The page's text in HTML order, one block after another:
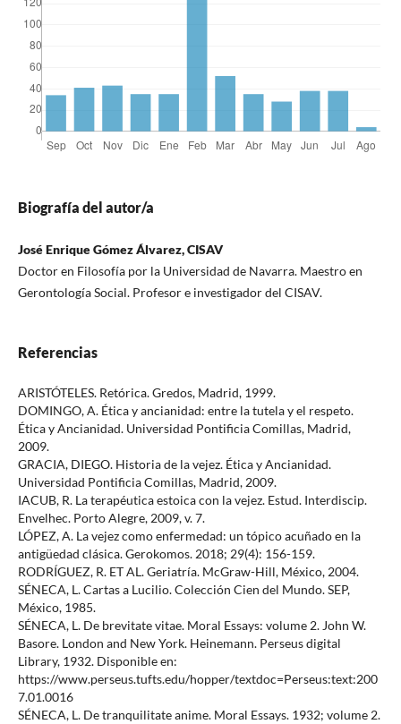
Biografía del autor/a
José Enrique Gómez Álvarez, CISAV
Doctor en Filosofía por la Universidad de Navarra. Maestro en
Gerontología Social. Profesor e investigador del CISAV.
Referencias
ARISTÓTELES. Retórica. Gredos, Madrid, 1999.
DOMINGO, A. Ética y ancianidad: entre la tutela y el respeto.
Ética y Ancianidad. Universidad Pontificia Comillas, Madrid,
2009.
GRACIA, DIEGO. Historia de la vejez. Ética y Ancianidad.
Universidad Pontificia Comillas, Madrid, 2009.
IACUB, R. La terapéutica estoica con la vejez. Estud. Interdiscip.
Envelhec. Porto Alegre, 2009, v. 7.
LÓPEZ, A. La vejez como enfermedad: un tópico acuñado en la
antigüedad clásica. Gerokomos. 2018; 29(4): 156-159.
RODRÍGUEZ, R. ET AL. Geriatría. McGraw-Hill, México, 2004.
SÉNECA, L. Cartas a Lucilio. Colección Cien del Mundo. SEP,
México, 1985.
SÉNECA, L. De brevitate vitae. Moral Essays: volume 2. John W.
Basore. London and New York. Heinemann. Perseus digital
Library, 1932. Disponible en:
https://www.perseus.tufts.edu/hopper/textdoc=Perseus:text:200
7.01.0016
SÉNECA, L. De tranquilitate anime. Moral Essays. 1932; volume 2.